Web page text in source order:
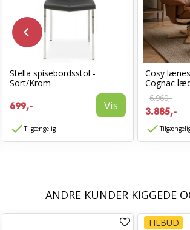
Stella spisebordsstol -
Sort/Krom
699,- Vis
Tilgængelig
Cosy
Cognac
6.960,-
3.885,-
ANDRE KUNDER KIGGEDE
TILBUD